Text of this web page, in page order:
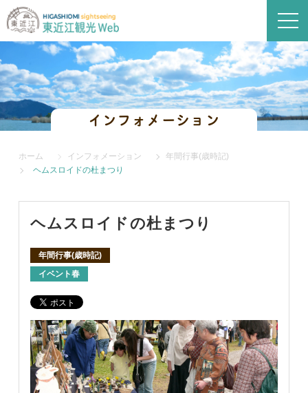
インフォメーション
ホーム インフォメーション
年間行事(歳時記)
ヘムスロイドの杜まつり
ヘムスロイドの杜まつり
年間行事(歳時記)
イベント春